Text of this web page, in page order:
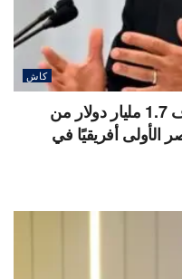
كاش
مدبولي: نتوقع الموافقة علي صرف 1.7 مليار دولار من
الأولى أفريقيًا في